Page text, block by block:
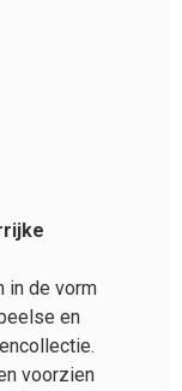
in de vorm
en
voorzien